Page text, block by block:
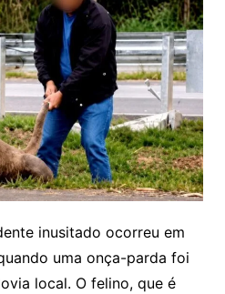
inusitado ocorreu em
uma onça-parda foi
local. O felino, que é